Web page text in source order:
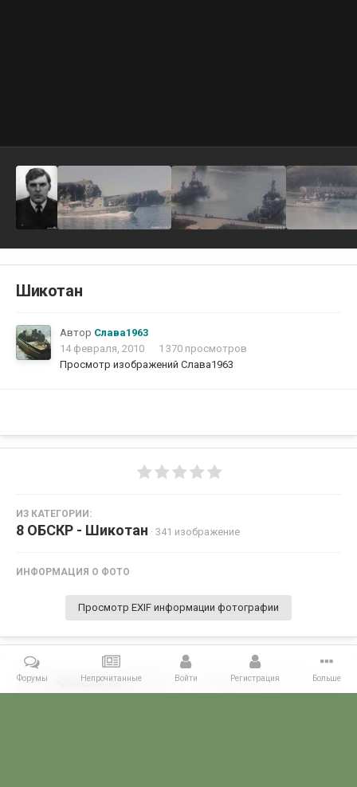
Шикотан
Автор Слава1963
14 февраля, 2010
1 370 просмотров
Просмотр изображений Слава1963
ИЗ КАТЕГОРИИ:
8 ОБСКР - Шикотан · 341 изображение
ИНФОРМАЦИЯ О ФОТО
Просмотр EXIF информации фотографии
Поделиться Подписчики 0
Форумы Непрочитанные Войти Регистрация Больше